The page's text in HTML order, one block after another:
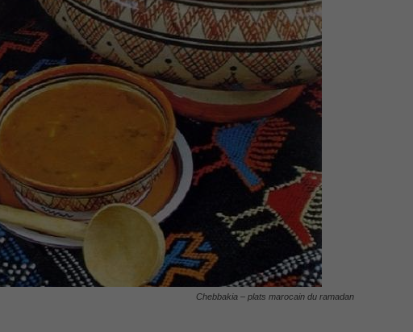
Chebbakia – plats marocain du ramadan